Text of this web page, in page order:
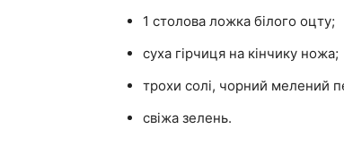
1 столова ложка білого оцту;
суха гірчиця на кінчику ножа;
трохи солі, чорний мелений
свіжа зелень.